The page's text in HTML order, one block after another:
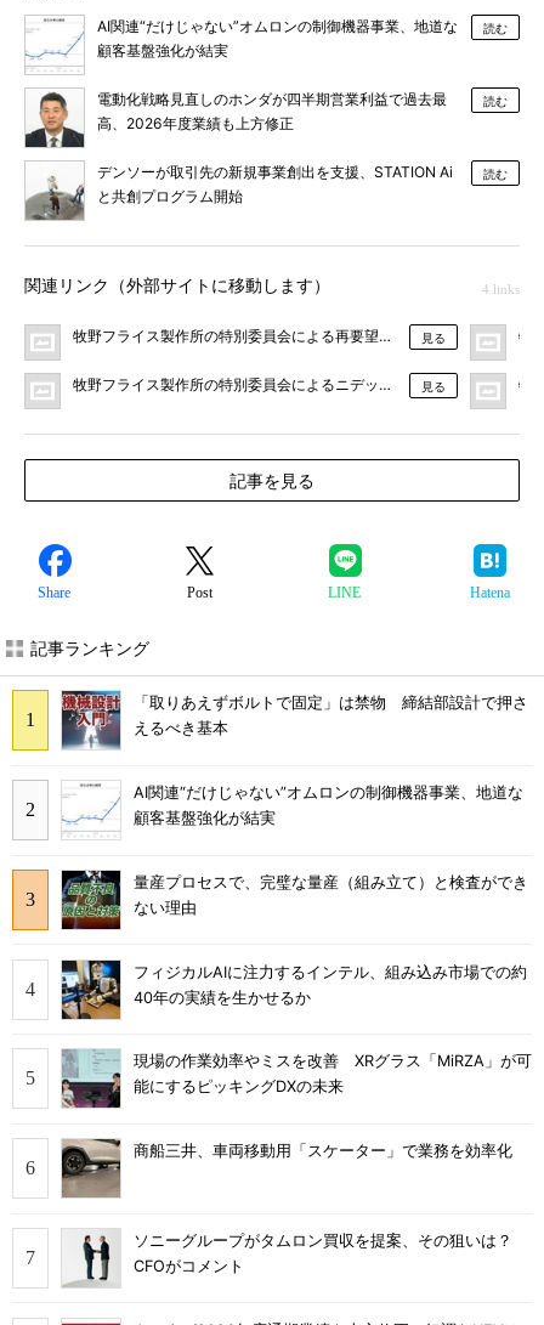
AI関連“だけじゃない”オムロンの制御機器事業、地道な
顧客基盤強化が結実
読む
電動化戦略見直しのホンダが四半期営業利益で過去最
高、2026年度業績も上方修正
読む
デンソーが取引先の新規事業創出を支援、STATION Ai
と共創プログラム開始
読む
関連リンク（外部サイトに移動します） 4 links
牧野フライス製作所の特別委員会による再要望書へのニデックによる
見る
牧野フライス製作所の特別委員会によるニデックへの再要望書（2025
見る
牧
牧
記事を見る
Share Post LINE Hatena
記事ランキング
「取りあえずボルトで固定」は禁物 締結部設計で押さ
えるべき基本
AI関連“だけじゃない”オムロンの制御機器事業、地道な
顧客基盤強化が結実
量産プロセスで、完璧な量産（組み立て）と検査ができ
ない理由
フィジカルAIに注力するインテル、組み込み市場での約
40年の実績を生かせるか
現場の作業効率やミスを改善 XRグラス「MiRZA」が可
能にするピッキングDXの未来
商船三井、車両移動用「スケーター」で業務を効率化
ソニーグループがタムロン買収を提案、その狙いは？
CFOがコメント